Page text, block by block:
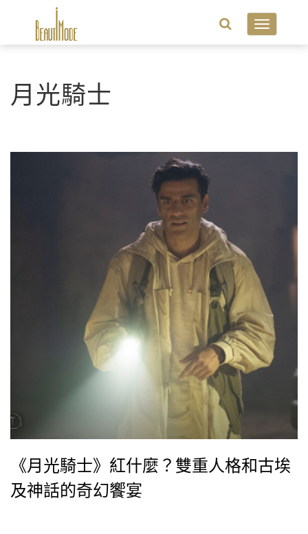
Toggle
月光騎士
《月光騎士》紅什麼？雙重人格和古埃
及神話的奇幻饗宴